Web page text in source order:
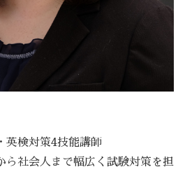
英検対策4技能講師
ら社会人まで幅広く試験対策を担